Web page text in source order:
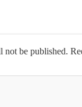
not be published.